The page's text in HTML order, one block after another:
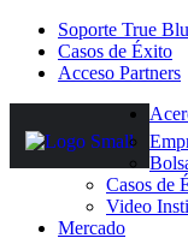
Soporte True
Casos de Éxito
Acceso Partners
Casos de
Video
Mercado